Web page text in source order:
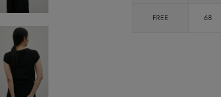
FREE 68